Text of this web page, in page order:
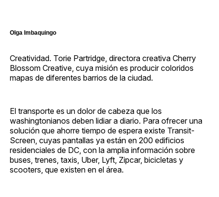
Olga Imbaquingo
Creatividad. Torie Partridge, directora creativa Cherry
Blossom Creative, cuya misión es producir coloridos
mapas de diferentes barrios de la ciudad.
El transporte es un dolor de cabeza que los
washingtonianos deben lidiar a diario. Para ofrecer una
solución que ahorre tiempo de espera existe Transit-
Screen, cuyas pantallas ya están en 200 edificios
residenciales de DC, con la amplia información sobre
buses, trenes, taxis, Uber, Lyft, Zipcar, bicicletas y
scooters, que existen en el área.